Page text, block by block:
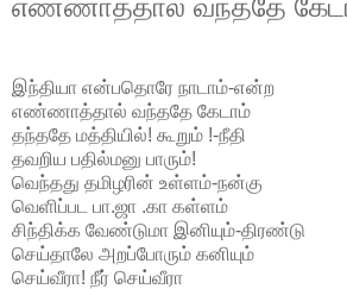
எண்ணாத்தால் வந்ததே
இந்தியா என்பதொரே நாடாம்-என்ற
எண்ணாத்தால் வந்ததே கேடாம்
தந்ததே மத்தியில்! கூறும் !-நீதி
தவறிய பதில்மனு பாரும்!
வெந்தது தமிழரின் உள்ளம்-நன்கு
வெளிப்பட பா.ஜா .கா கள்ளம்
சிந்திக்க வேண்டுமா இனியும்-திரண்டு
செய்தாலே அறப்போரும் கனியும்
செய்வீரா! நீர் செய்வீரா